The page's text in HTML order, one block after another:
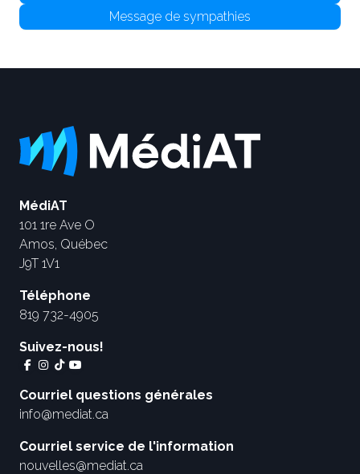
Message de sympathies
MédiAT
101 1re Ave O
Amos, Québec
J9T 1V1
Téléphone
819 732-4905
Suivez-nous!
Courriel questions générales
info@mediat.ca
Courriel service de l'information
nouvelles@mediat.ca